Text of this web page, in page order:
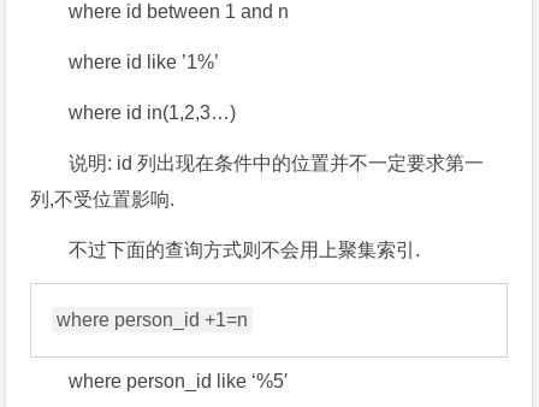
where id between 1 and n
where id like ’1%’
where id in(1,2,3…)
说明: id 列出现在条件中的位置并不一定要求第一
列,不受位置影响.
不过下面的查询方式则不会用上聚集索引.
where person_id like ‘%5′